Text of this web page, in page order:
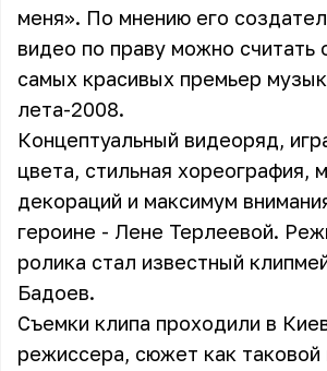
меня». По мнению его
видео по праву можно считать
самых красивых премьер
лета-2008.
Концептуальный видеоряд,
цвета, стильная хореография,
декораций и максимум
героине - Лене Терлеевой.
ролика стал известный
Бадоев.
Съемки клипа проходили в
режиссера, сюжет как таковой